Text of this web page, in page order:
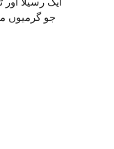
جو گرمیوں